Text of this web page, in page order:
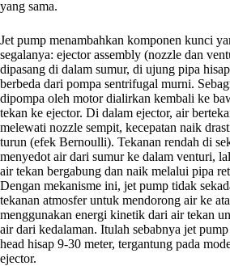
yang sama.
Jet pump menambahkan komponen kunci
segalanya: ejector assembly (nozzle dan
dipasang di dalam sumur, di ujung pipa
berbeda dari pompa sentrifugal murni.
dipompa oleh motor dialirkan kembali ke
tekan ke ejector. Di dalam ejector, air
melewati nozzle sempit, kecepatan naik
turun (efek Bernoulli). Tekanan rendah di
menyedot air dari sumur ke dalam venturi,
air tekan bergabung dan naik melalui pipa
Dengan mekanisme ini, jet pump tidak
tekanan atmosfer untuk mendorong air ke
menggunakan energi kinetik dari air tekan
air dari kedalaman. Itulah sebabnya jet
head hisap 9-30 meter, tergantung pada
ejector.